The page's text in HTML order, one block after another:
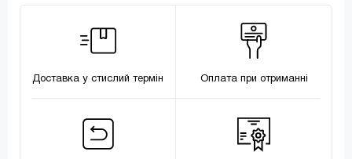
Доставка у стислий термін Оплата при отриманні